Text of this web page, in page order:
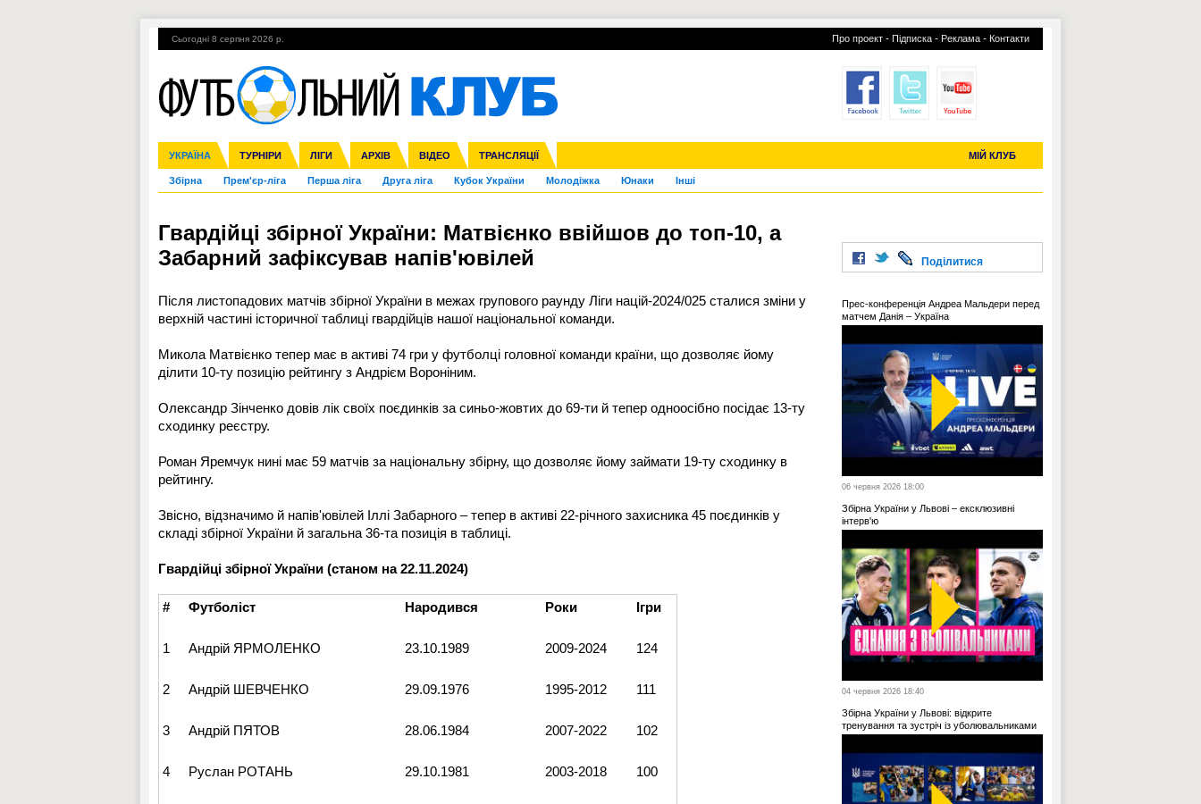
Сьогодні 8 серпня 2026 р. Про проект - Підписка - Реклама - Контакти
УКРАЇНА ТУРНІРИ ЛІГИ АРХІВ ВІДЕО ТРАНСЛЯЦІЇ МІЙ КЛУБ
Збірна Прем'єр-ліга Перша ліга Друга ліга Кубок України Молодіжка Юнаки Інші
Ліга чемпіонів Ліга Європи Міжнародні Ліга націй Ліга конференцій
Англія Іспанія Італія Німеччина Франція Інші
ЧС-2014 ЄВРО-2016 Росія Кубок конфедерацій ЧЄ-2015 (U-21)
Гарячі теми УПЛ, 2-й тур ВІЙНА УПЛ-ПЕРЕХОДИ УСІ ТРАНСФЕРИ
Гвардійці збірної України: Матвієнко ввійшов до топ-10, а
Забарний зафіксував напів'ювілей
Після листопадових матчів збірної України в межах групового раунду Ліги націй-2024/025 сталися зміни у
верхній частині історичної таблиці гвардійців нашої національної команди.
Микола Матвієнко тепер має в активі 74 гри у футболці головної команди країни, що дозволяє йому
ділити 10-ту позицію рейтингу з Андрієм Вороніним.
Олександр Зінченко довів лік своїх поєдинків за синьо-жовтих до 69-ти й тепер одноосібно посідає 13-ту
сходинку реєстру.
Роман Яремчук нині має 59 матчів за національну збірну, що дозволяє йому займати 19-ту сходинку в
рейтингу.
Звісно, відзначимо й напів'ювілей Іллі Забарного – тепер в активі 22-річного захисника 45 поєдинків у
складі збірної України й загальна 36-та позиція в таблиці.
Гвардійці збірної України (станом на 22.11.2024)
# Футболіст Народився Роки Ігри
1 Андрій ЯРМОЛЕНКО 23.10.1989 2009-2024 124
2 Андрій ШЕВЧЕНКО 29.09.1976 1995-2012 111
3 Андрій ПЯТОВ 28.06.1984 2007-2022 102
4 Руслан РОТАНЬ 29.10.1981 2003-2018 100
Поділитися
Прес-конференція Андреа Мальдери перед
матчем Данія – Україна
06 червня 2026 18:00
Збірна України у Львові – ексклюзивні
інтерв'ю
04 червня 2026 18:40
Збірна України у Львові: відкрите
тренування та зустріч із уболювальниками